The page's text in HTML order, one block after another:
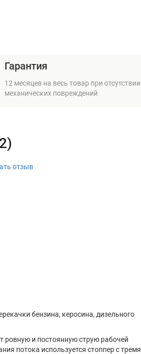
Гарантия
12 месяцев на весь товар при отсутствии
механических повреждений
отзыв
бензина, керосина, дизельного
ровную и постоянную струю рабочей
потока используется стоппер с тремя